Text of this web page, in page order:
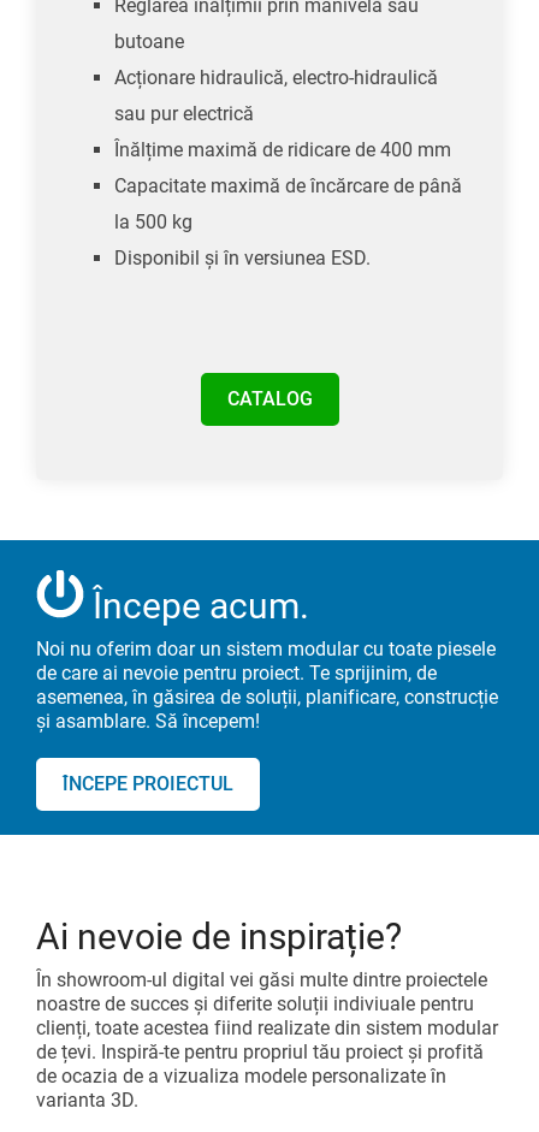
Reglarea înălțimii prin manivelă sau
butoane
Acționare hidraulică, electro-hidraulică
sau pur electrică
Înălțime maximă de ridicare de 400 mm
Capacitate maximă de încărcare de până
la 500 kg
Disponibil și în versiunea ESD.
CATALOG
Începe acum.
Noi nu oferim doar un sistem modular cu toate piesele
de care ai nevoie pentru proiect. Te sprijinim, de
asemenea, în găsirea de soluții, planificare, construcție
și asamblare. Să începem!
ÎNCEPE PROIECTUL
Ai nevoie de inspirație?
În showroom-ul digital vei găsi multe dintre proiectele
noastre de succes și diferite soluții indiviuale pentru
clienți, toate acestea fiind realizate din sistem modular
de țevi. Inspiră-te pentru propriul tău proiect și profită
de ocazia de a vizualiza modele personalizate în
varianta 3D.